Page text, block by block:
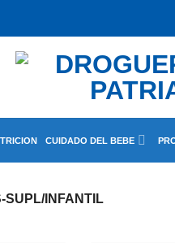
CUIDADO DEL BEBE
SUPL/INFANTIL